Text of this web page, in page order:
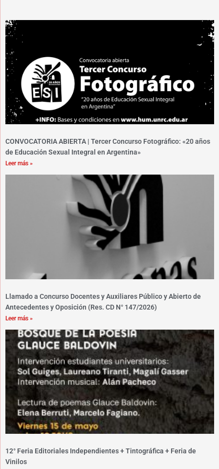
CONVOCATORIA ABIERTA | Tercer Concurso Fotográfico: «20 años
de Educación Sexual Integral en Argentina»
Leer más »
Llamado a Concurso Docentes y Auxiliares Público y Abierto de
Antecedentes y Oposición (Res. CD N° 147/2026)
Leer más »
12° Feria Editoriales Independientes + Tintográfica + Feria de
Vinilos